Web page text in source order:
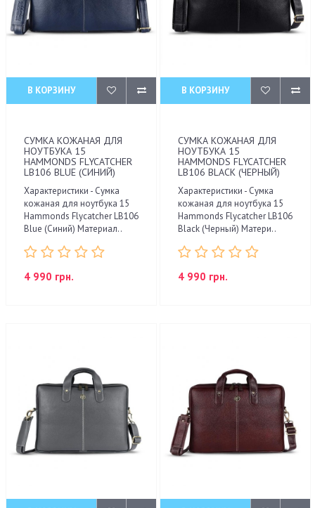
В КОРЗИНУ
СУМКА КОЖАНАЯ ДЛЯ
НОУТБУКА 15
HAMMONDS FLYCATCHER
LB106 BLUE (СИНИЙ)
Характеристики - Сумка
кожаная для ноутбука 15
Hammonds Flycatcher LB106
Blue (Синий) Материал..
4 990 грн.
В КОРЗИНУ
СУМКА КОЖАНАЯ ДЛЯ
НОУТБУКА 15
HAMMONDS FLYCATCHER
LB106 BLACK (ЧЕРНЫЙ)
Характеристики - Сумка
кожаная для ноутбука 15
Hammonds Flycatcher LB106
Black (Черный) Матери..
4 990 грн.